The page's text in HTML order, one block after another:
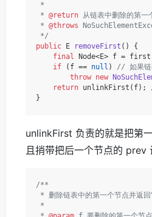
*
* @return 从链表中删除的第一
* @throws
*/
public E removeFirst ()
{
final Node<E> f =
if (f == null ) // 如果链
throw new
return unlinkFirst(f);
unlinkFirst 负责的就是把第
且捎带把后一个节点的 prev
/**
* 删除链表中的第一个节点并返回
*